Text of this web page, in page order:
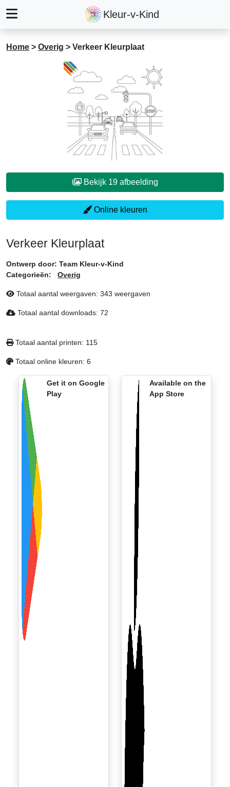
Kleur-v-Kind
Home > Overig > Verkeer Kleurplaat
Bekijk 19 afbeelding
Online kleuren
Verkeer Kleurplaat
Ontwerp door: Team Kleur-v-Kind
Categorieën:
Overig
Totaal aantal weergaven: 343 weergaven
Totaal aantal downloads: 72
Totaal aantal printen: 115
Totaal online kleuren: 6
Get it on Google
Play
Available on the
App Store